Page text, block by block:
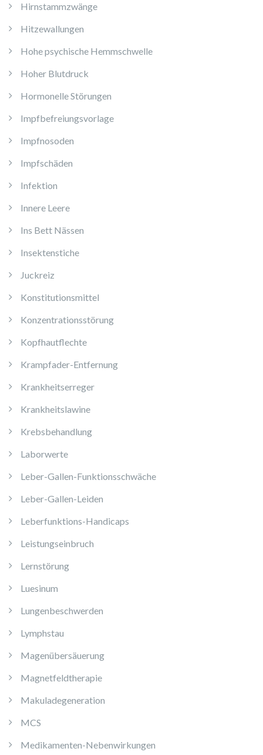
Hirnstammzwänge
Hitzewallungen
Hohe psychische Hemmschwelle
Hoher Blutdruck
Hormonelle Störungen
Impfbefreiungsvorlage
Impfnosoden
Impfschäden
Infektion
Innere Leere
Ins Bett Nässen
Insektenstiche
Juckreiz
Konstitutionsmittel
Konzentrationsstörung
Kopfhautflechte
Krampfader-Entfernung
Krankheitserreger
Krankheitslawine
Krebsbehandlung
Laborwerte
Leber-Gallen-Funktionsschwäche
Leber-Gallen-Leiden
Leberfunktions-Handicaps
Leistungseinbruch
Lernstörung
Luesinum
Lungenbeschwerden
Lymphstau
Magenübersäuerung
Magnetfeldtherapie
Makuladegeneration
MCS
Medikamenten-Nebenwirkungen